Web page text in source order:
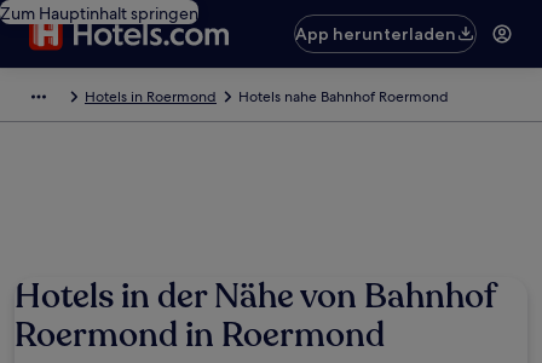
Zum Hauptinhalt springen
App herunterladen
Hotels in Roermond Hotels nahe Bahnhof Roermond
Hotels in der Nähe von Bahnhof
Roermond in Roermond